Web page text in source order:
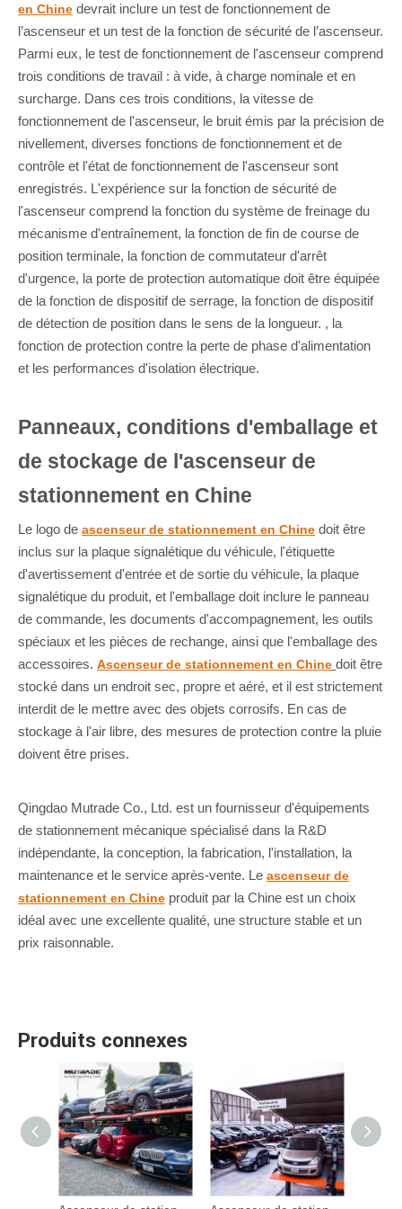
en Chine devrait inclure un test de fonctionnement de
l’ascenseur et un test de la fonction de sécurité de l’ascenseur.
Parmi eux, le test de fonctionnement de l'ascenseur comprend
trois conditions de travail : à vide, à charge nominale et en
surcharge. Dans ces trois conditions, la vitesse de
fonctionnement de l'ascenseur, le bruit émis par la précision de
nivellement, diverses fonctions de fonctionnement et de
contrôle et l'état de fonctionnement de l'ascenseur sont
enregistrés. L'expérience sur la fonction de sécurité de
l'ascenseur comprend la fonction du système de freinage du
mécanisme d'entraînement, la fonction de fin de course de
position terminale, la fonction de commutateur d'arrêt
d'urgence, la porte de protection automatique doit être équipée
de la fonction de dispositif de serrage, la fonction de dispositif
de détection de position dans le sens de la longueur. , la
fonction de protection contre la perte de phase d'alimentation
et les performances d'isolation électrique.
Panneaux, conditions d'emballage et
de stockage de l'ascenseur de
stationnement en Chine
Le logo de ascenseur de stationnement en Chine doit être
inclus sur la plaque signalétique du véhicule, l'étiquette
d'avertissement d'entrée et de sortie du véhicule, la plaque
signalétique du produit, et l'emballage doit inclure le panneau
de commande, les documents d'accompagnement, les outils
spéciaux et les pièces de rechange, ainsi que l'emballage des
accessoires. Ascenseur de stationnement en Chine doit être
stocké dans un endroit sec, propre et aéré, et il est strictement
interdit de le mettre avec des objets corrosifs. En cas de
stockage à l'air libre, des mesures de protection contre la pluie
doivent être prises.
Qingdao Mutrade Co., Ltd. est un fournisseur d'équipements
de stationnement mécanique spécialisé dans la R&D
indépendante, la conception, la fabrication, l'installation, la
maintenance et le service après-vente. Le ascenseur de
stationnement en Chine produit par la Chine est un choix
idéal avec une excellente qualité, une structure stable et un
prix raisonnable.
Produits connexes